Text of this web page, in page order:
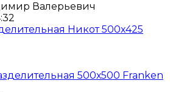
Валерьевич
Никот 500х425